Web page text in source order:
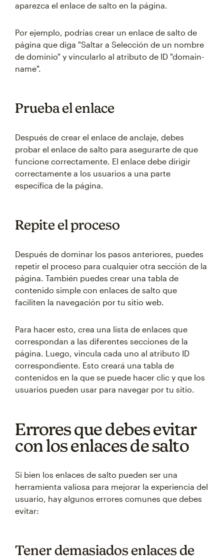
aparezca el enlace de salto en la página.
Por ejemplo, podrías crear un enlace de salto de
página que diga "Saltar a Selección de un nombre
de dominio" y vincularlo al atributo de ID "domain-
name".
Prueba el enlace
Después de crear el enlace de anclaje, debes
probar el enlace de salto para asegurarte de que
funcione correctamente. El enlace debe dirigir
correctamente a los usuarios a una parte
específica de la página.
Repite el proceso
Después de dominar los pasos anteriores, puedes
repetir el proceso para cualquier otra sección de la
página. También puedes crear una tabla de
contenido simple con enlaces de salto que
faciliten la navegación por tu sitio web.
Para hacer esto, crea una lista de enlaces que
correspondan a las diferentes secciones de la
página. Luego, vincula cada uno al atributo ID
correspondiente. Esto creará una tabla de
contenidos en la que se puede hacer clic y que los
usuarios pueden usar para navegar por tu sitio.
Errores que debes evitar
con los enlaces de salto
Si bien los enlaces de salto pueden ser una
herramienta valiosa para mejorar la experiencia del
usuario, hay algunos errores comunes que debes
evitar:
Tener demasiados enlaces de